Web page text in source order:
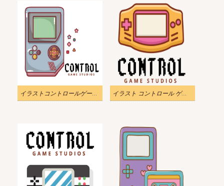
イラストコントロールゲームスタジオゲームボーイpng イラスト コントロール ゲーム スタジオ ゲームボーイ 透明